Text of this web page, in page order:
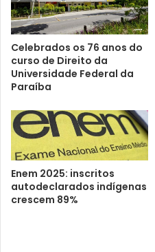
Celebrados os 76 anos do
curso de Direito da
Universidade Federal da
Paraíba
Enem 2025: inscritos
autodeclarados indígenas
crescem 89%